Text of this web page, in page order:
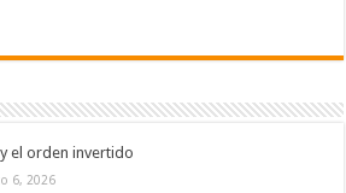
el orden invertido
6, 2026